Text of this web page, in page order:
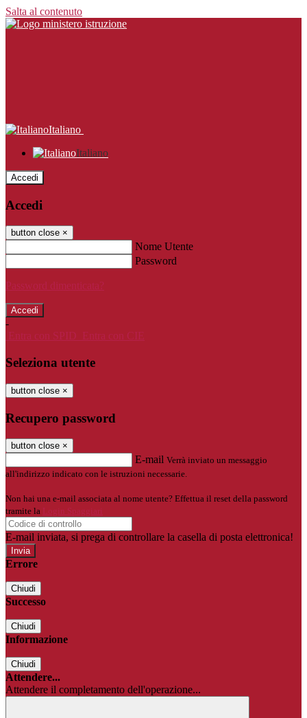
Salta al contenuto
Italiano
Italiano
Accedi
Accedi
button close ×
Nome Utente
Password
Password dimenticata?
-
Entra con SPID
Entra con CIE
Seleziona utente
button close ×
Recupero password
button close ×
E-mail Verrà inviato un messaggio
all'indirizzo indicato con le istruzioni necessarie.
Non hai una e-mail associata al nome utente? Effettua il reset della password
tramite la
Login Spaggiari
E-mail inviata, si prega di controllare la casella di posta elettronica!
Errore
Chiudi
Successo
Chiudi
Informazione
Chiudi
Attendere...
Attendere il completamento dell'operazione...